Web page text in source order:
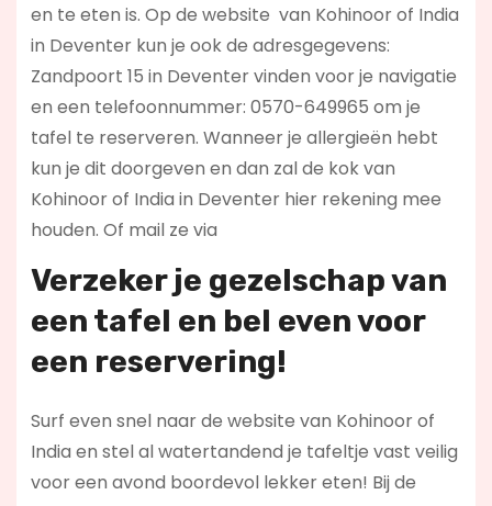
en te eten is. Op de website van Kohinoor of India
in Deventer kun je ook de adresgegevens:
Zandpoort 15 in Deventer vinden voor je navigatie
en een telefoonnummer: 0570-649965 om je
tafel te reserveren. Wanneer je allergieën hebt
kun je dit doorgeven en dan zal de kok van
Kohinoor of India in Deventer hier rekening mee
houden. Of mail ze via
Verzeker je gezelschap van
een tafel en bel even voor
een reservering!
Surf even snel naar de website van Kohinoor of
India en stel al watertandend je tafeltje vast veilig
voor een avond boordevol lekker eten! Bij de